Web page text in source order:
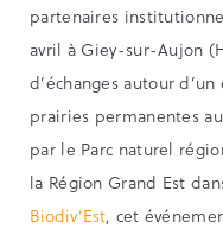
partenaires
avril à Giey-sur-Aujon
d’échanges autour
prairies permanentes
par le Parc naturel
la Région Grand Est
Biodiv’Est, cet